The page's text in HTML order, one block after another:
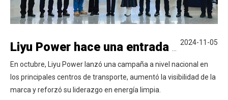
En octubre, Liyu Power lanzó una campaña a nivel nacional en
los principales centros de transporte, aumentó la visibilidad de la
marca y reforzó su liderazgo en energía limpia.
2024-11-05